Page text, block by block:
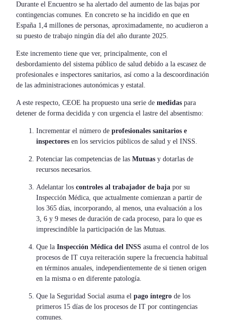
Durante el Encuentro se ha alertado del aumento de las bajas por
contingencias comunes. En concreto se ha incidido en que en
España 1,4 millones de personas, aproximadamente, no acudieron a
su puesto de trabajo ningún día del año durante 2025.
Este incremento tiene que ver, principalmente, con el
desbordamiento del sistema público de salud debido a la escasez de
profesionales e inspectores sanitarios, así como a la descoordinación
de las administraciones autonómicas y estatal.
A este respecto, CEOE ha propuesto una serie de medidas para
detener de forma decidida y con urgencia el lastre del absentismo:
Incrementar el número de profesionales sanitarios e
inspectores en los servicios públicos de salud y el INSS.
Potenciar las competencias de las Mutuas y dotarlas de
recursos necesarios.
Adelantar los controles al trabajador de baja por su
Inspección Médica, que actualmente comienzan a partir de
los 365 días, incorporando, al menos, una evaluación a los
3, 6 y 9 meses de duración de cada proceso, para lo que es
imprescindible la participación de las Mutuas.
Que la Inspección Médica del INSS asuma el control de los
procesos de IT cuya reiteración supere la frecuencia habitual
en términos anuales, independientemente de si tienen origen
en la misma o en diferente patología.
Que la Seguridad Social asuma el pago íntegro de los
primeros 15 días de los procesos de IT por contingencias
comunes.